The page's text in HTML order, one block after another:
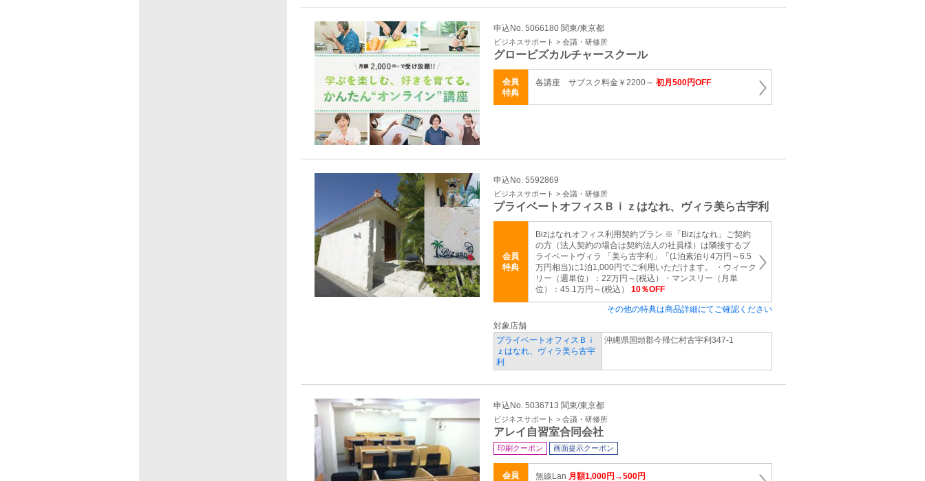
申込No. 5066180 関東/東京都
ビジネスサポート > 会議・研修所
グロービズカルチャースクール
会員
特典
各講座 サブスク料金￥2200～ 初月500円OFF
申込No. 5592869
ビジネスサポート > 会議・研修所
プライベートオフィスＢｉｚはなれ、ヴィラ美ら古宇利
会員
特典
Bizはなれオフィス利用契約プラン ※「Bizはなれ」ご契約
の方（法人契約の場合は契約法人の社員様）は隣接するプ
ライベートヴィラ 「美ら古宇利」「(1泊素泊り4万円～6.5
万円相当)に1泊1,000円でご利用いただけます。 ・ウィーク
リー（週単位）：22万円～(税込）・マンスリー（月単
位）：45.1万円～(税込） 10％OFF
その他の特典は商品詳細にてご確認ください
対象店舗
プライベートオフィスＢｉ
ｚはなれ、ヴィラ美ら古宇
利
沖縄県国頭郡今帰仁村古宇利347-1
申込No. 5036713 関東/東京都
ビジネスサポート > 会議・研修所
アレイ自習室合同会社
印刷クーポン 画面提示クーポン
会員 無線Lan 月額1,000円→500円